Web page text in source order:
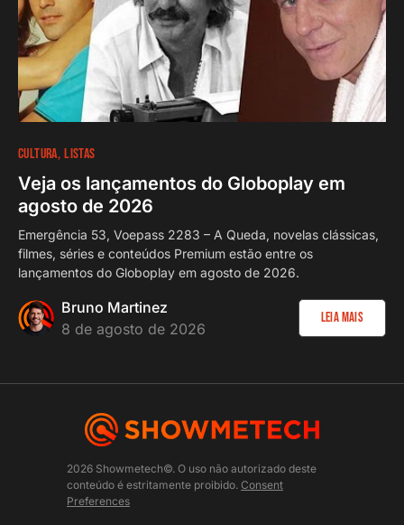
CULTURA LISTAS
Veja os lançamentos do Globoplay em
agosto de 2026
Emergência 53, Voepass 2283 – A Queda, novelas clássicas,
filmes, séries e conteúdos Premium estão entre os
lançamentos do Globoplay em agosto de 2026.
Bruno Martinez
8 de agosto de 2026
Leia Mais
2026 Showmetech©. O uso não autorizado deste
conteúdo é estritamente proibido. Consent
Preferences